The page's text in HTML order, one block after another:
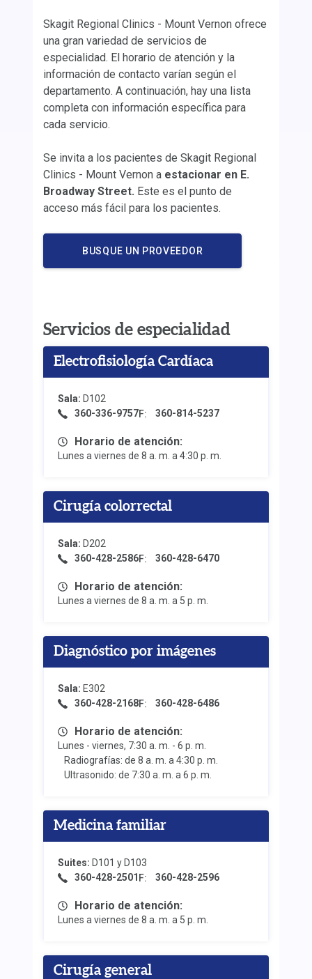
Skagit Regional Clinics - Mount Vernon ofrece
una gran variedad de servicios de
especialidad. El horario de atención y la
información de contacto varían según el
departamento. A continuación, hay una lista
completa con información específica para
cada servicio.
Se invita a los pacientes de Skagit Regional
Clinics - Mount Vernon a estacionar en E.
Broadway Street. Este es el punto de
acceso más fácil para los pacientes.
BUSQUE UN PROVEEDOR
Servicios de especialidad
Electrofisiología Cardíaca
Sala: D102
360-336-9757F: 360-814-5237
Horario de atención:
Lunes a viernes de 8 a. m. a 4:30 p. m.
Cirugía colorrectal
Sala: D202
360-428-2586F: 360-428-6470
Horario de atención:
Lunes a viernes de 8 a. m. a 5 p. m.
Diagnóstico por imágenes
Sala: E302
360-428-2168F: 360-428-6486
Horario de atención:
Lunes - viernes, 7:30 a. m. - 6 p. m.
Radiografías: de 8 a. m. a 4:30 p. m.
Ultrasonido: de 7:30 a. m. a 6 p. m.
Medicina familiar
Suites: D101 y D103
360-428-2501 F: 360-428-2596
Horario de atención:
Lunes a viernes de 8 a. m. a 5 p. m.
Cirugía general